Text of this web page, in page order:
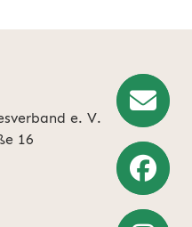
e. V.
16
Weiter